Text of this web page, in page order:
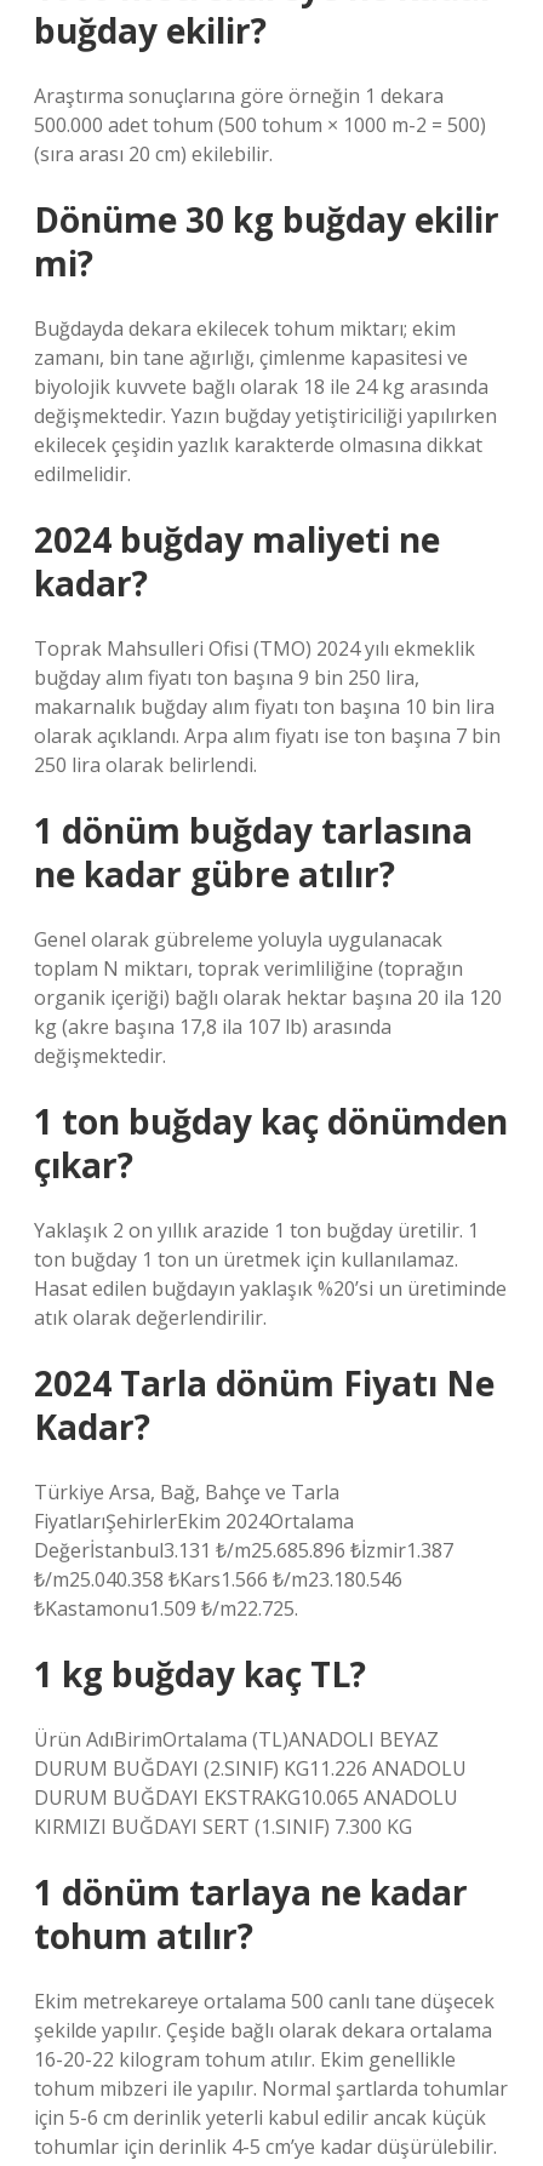
buğday ekilir?
Araştırma sonuçlarına göre örneğin 1 dekara
500.000 adet tohum (500 tohum × 1000 m-2 = 500)
(sıra arası 20 cm) ekilebilir.
Dönüme 30 kg buğday ekilir
mi?
Buğdayda dekara ekilecek tohum miktarı; ekim
zamanı, bin tane ağırlığı, çimlenme kapasitesi ve
biyolojik kuvvete bağlı olarak 18 ile 24 kg arasında
değişmektedir. Yazın buğday yetiştiriciliği yapılırken
ekilecek çeşidin yazlık karakterde olmasına dikkat
edilmelidir.
2024 buğday maliyeti ne
kadar?
Toprak Mahsulleri Ofisi (TMO) 2024 yılı ekmeklik
buğday alım fiyatı ton başına 9 bin 250 lira,
makarnalık buğday alım fiyatı ton başına 10 bin lira
olarak açıklandı. Arpa alım fiyatı ise ton başına 7 bin
250 lira olarak belirlendi.
1 dönüm buğday tarlasına
ne kadar gübre atılır?
Genel olarak gübreleme yoluyla uygulanacak
toplam N miktarı, toprak verimliliğine (toprağın
organik içeriği) bağlı olarak hektar başına 20 ila 120
kg (akre başına 17,8 ila 107 lb) arasında
değişmektedir.
1 ton buğday kaç dönümden
çıkar?
Yaklaşık 2 on yıllık arazide 1 ton buğday üretilir. 1
ton buğday 1 ton un üretmek için kullanılamaz.
Hasat edilen buğdayın yaklaşık %20’si un üretiminde
atık olarak değerlendirilir.
2024 Tarla dönüm Fiyatı Ne
Kadar?
Türkiye Arsa, Bağ, Bahçe ve Tarla
FiyatlarıŞehirlerEkim 2024Ortalama
Değerİstanbul3.131 ₺/m25.685.896 ₺İzmir1.387
₺/m25.040.358 ₺Kars1.566 ₺/m23.180.546
₺Kastamonu1.509 ₺/m22.725.
1 kg buğday kaç TL?
Ürün AdıBirimOrtalama (TL)ANADOLI BEYAZ
DURUM BUĞDAYI (2.SINIF) KG11.226 ANADOLU
DURUM BUĞDAYI EKSTRAKG10.065 ANADOLU
KIRMIZI BUĞDAYI SERT (1.SINIF) 7.300 KG
1 dönüm tarlaya ne kadar
tohum atılır?
Ekim metrekareye ortalama 500 canlı tane düşecek
şekilde yapılır. Çeşide bağlı olarak dekara ortalama
16-20-22 kilogram tohum atılır. Ekim genellikle
tohum mibzeri ile yapılır. Normal şartlarda tohumlar
için 5-6 cm derinlik yeterli kabul edilir ancak küçük
tohumlar için derinlik 4-5 cm’ye kadar düşürülebilir.